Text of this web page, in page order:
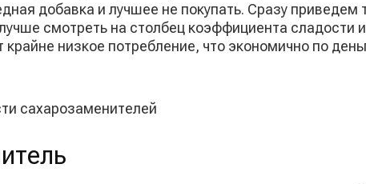
добавка и лучшее не покупать. Сразу приведем
смотреть на столбец коэффициента сладости и
низкое потребление, что экономично по